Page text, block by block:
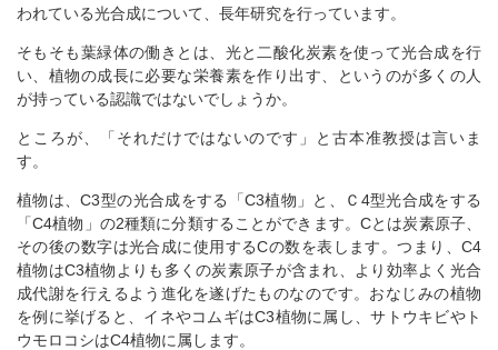
われている光合成について、長年研究を行っています。
そもそも葉緑体の働きとは、光と二酸化炭素を使って光合成を行
い、植物の成長に必要な栄養素を作り出す、というのが多くの人
が持っている認識ではないでしょうか。
ところが、「それだけではないのです」と古本准教授は言いま
す。
植物は、C3型の光合成をする「C3植物」と、Ｃ4型光合成をする
「C4植物」の2種類に分類することができます。Cとは炭素原子、
その後の数字は光合成に使用するCの数を表します。つまり、C4
植物はC3植物よりも多くの炭素原子が含まれ、より効率よく光合
成代謝を行えるよう進化を遂げたものなのです。おなじみの植物
を例に挙げると、イネやコムギはC3植物に属し、サトウキビやト
ウモロコシはC4植物に属します。